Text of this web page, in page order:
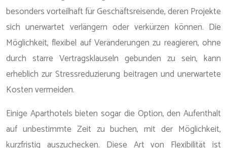
besonders vorteilhaft für Geschäftsreisende, deren Projekte
sich unerwartet verlängern oder verkürzen können. Die
Möglichkeit, flexibel auf Veränderungen zu reagieren, ohne
durch starre Vertragsklauseln gebunden zu sein, kann
erheblich zur Stressreduzierung beitragen und unerwartete
Kosten vermeiden.
Einige Aparthotels bieten sogar die Option, den Aufenthalt
auf unbestimmte Zeit zu buchen, mit der Möglichkeit,
kurzfristig auszuchecken. Diese Art von Flexibilität ist